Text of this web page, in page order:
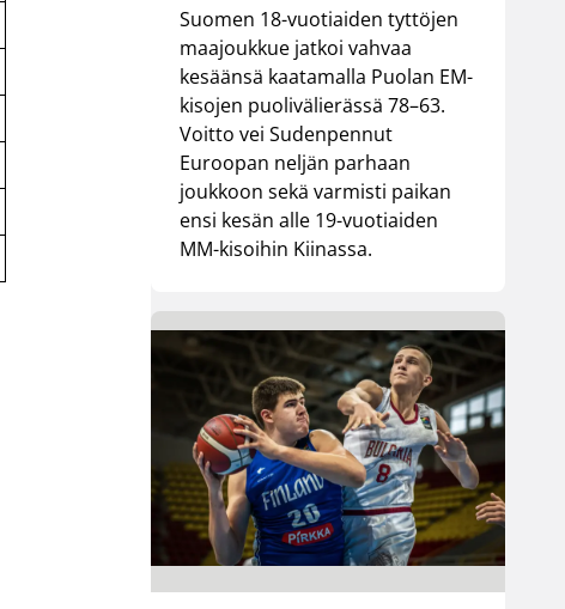
Suomen 18-vuotiaiden tyttöjen
maajoukkue jatkoi vahvaa
kesäänsä kaatamalla Puolan EM-
kisojen puolivälierässä 78–63.
Voitto vei Sudenpennut
Euroopan neljän parhaan
joukkoon sekä varmisti paikan
ensi kesän alle 19-vuotiaiden
MM-kisoihin Kiinassa.